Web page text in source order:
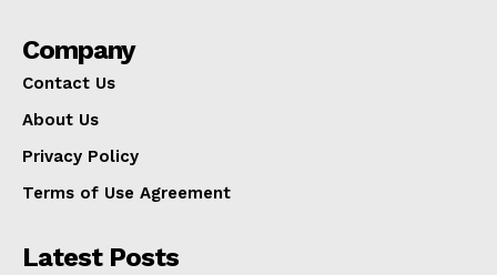
Company
Contact Us
About Us
Privacy Policy
Terms of Use Agreement
Latest Posts